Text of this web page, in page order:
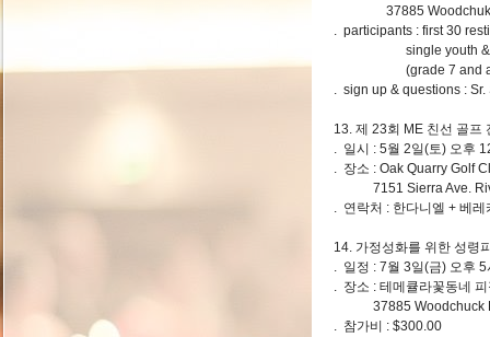
37885 Woodchuk
. participants : first 30
single youth &
(grade 7 and
. sign up & questions :
13. 제 23회 ME 친선 골프
. 일시 : 5월 2일(토) 오후
. 장소 : Oak Quarry Golf
7151 Sierra Ave.
. 연락처 : 한다니엘 + 베
14. 가정성화를 위한 성령
. 일정 : 7월 3일(금) 오후
. 장소 : 테메큘라꽃동네
37885 Woodchuck
. 참가비 : $300.00